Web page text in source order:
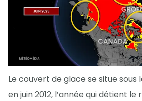
Le couvert de glace se situe sous
en juin 2012, l’année qui détient